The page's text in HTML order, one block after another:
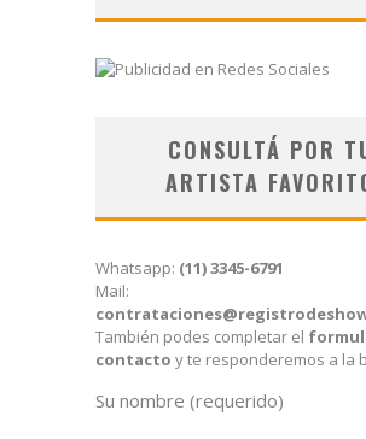
CONSULTÁ POR
ARTISTA
Whatsapp: (11) 3345-6791
Mail:
También podes completar el
contacto y te responderemos a la
Su nombre (requerido)